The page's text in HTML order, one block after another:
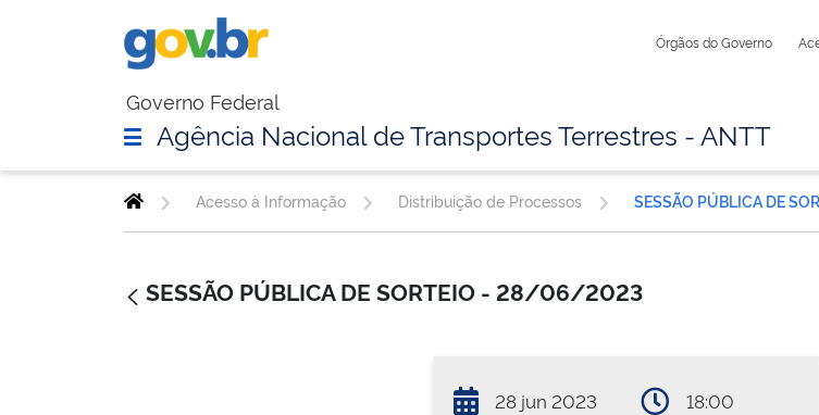
Órgãos do Governo
Governo Federal
Agência Nacional de Transportes Terrestres - ANTT
Acesso à Informação Distribuição de Processos
SESSÃO PÚBLICA DE SORTEIO - 28/06/2023
28 jun 2023
18:00